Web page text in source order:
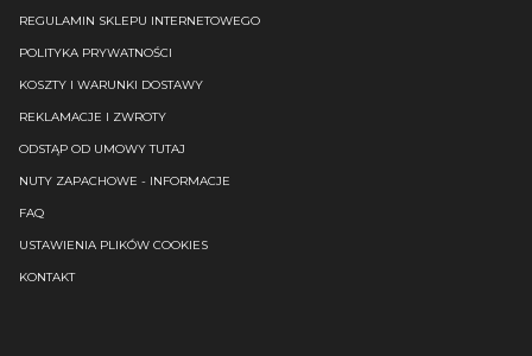
REGULAMIN SKLEPU INTERNETOWEGO
POLITYKA PRYWATNOŚCI
KOSZTY I WARUNKI DOSTAWY
REKLAMACJE I ZWROTY
ODSTĄP OD UMOWY TUTAJ
NUTY ZAPACHOWE - INFORMACJE
FAQ
USTAWIENIA PLIKÓW COOKIES
KONTAKT